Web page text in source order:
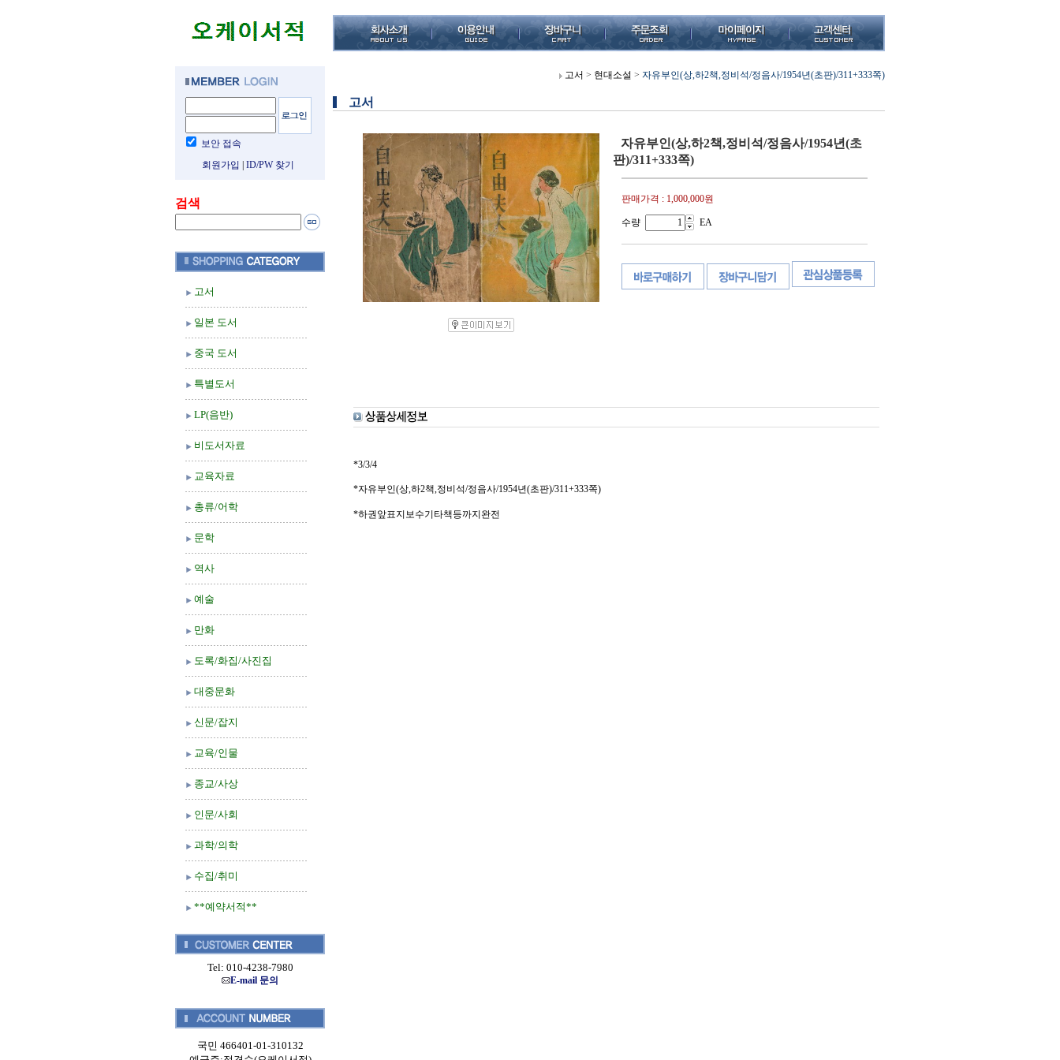
보안 접속
회원가입
ID/PW 찾기
검색
고서
일본 도서
중국 도서
특별도서
LP(음반)
비도서자료
교육자료
총류/어학
문학
역사
예술
만화
도록/화집/사진집
대중문화
신문/잡지
교육/인물
종교/사상
인문/사회
과학/의학
수집/취미
**예약서적**
Tel: 010-4238-7980
E-mail 문의
국민 466401-01-310132
고서 > 현대소설 > 자유부인(상,하2책,정비석/정음사/1954년(초판)/311+333쪽)
고서
자유부인(상,하2책,정비석/정음사/1954년(초
판)/311+333쪽)
판매가격 : 1,000,000원
수량 EA
*3/3/4
*자유부인(상,하2책,정비석/정음사/1954년(초판)/311+333쪽)
*하권앞표지보수기타책등까지완전